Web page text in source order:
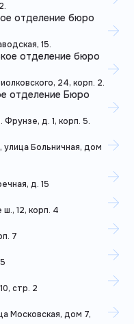
отделение бюро
15.
отделение бюро
24, корп. 2.
отделение Бюро
Фрунзе, д. 1, корп. 5.
Больничная, дом
д. 15
12, корп. 4
7
стр. 2
Московская, дом 7,